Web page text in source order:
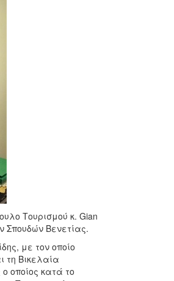
Τουρισμού κ. Gian
Σπουδών Βενετίας.
με τον οποίο
τη Βικελαία
οποίος κατά το